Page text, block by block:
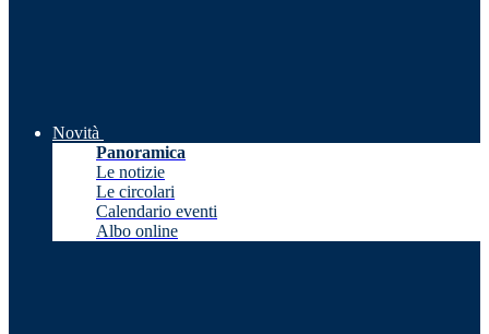
Novità
Panoramica
Le notizie
Le circolari
Calendario eventi
Albo online